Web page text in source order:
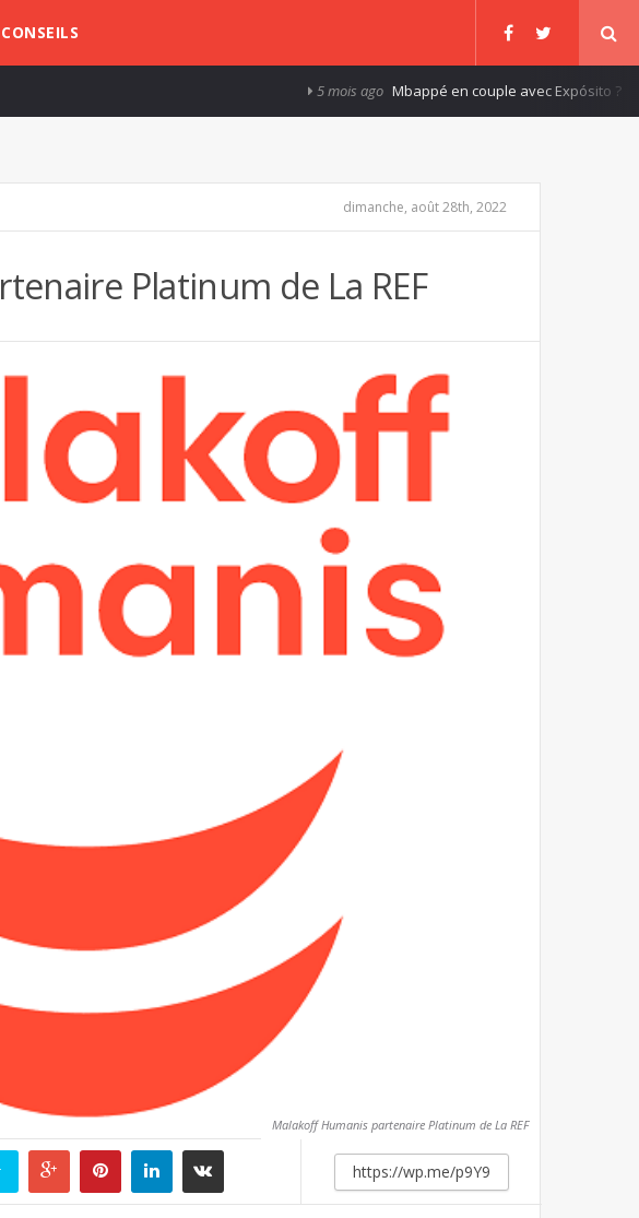
CONSEILS
Mbappé en couple avec Expósito ? 8 ans ago
dimanche, août 28th, 2022
Platinum de La REF
Malakoff Humanis partenaire Platinum de La REF